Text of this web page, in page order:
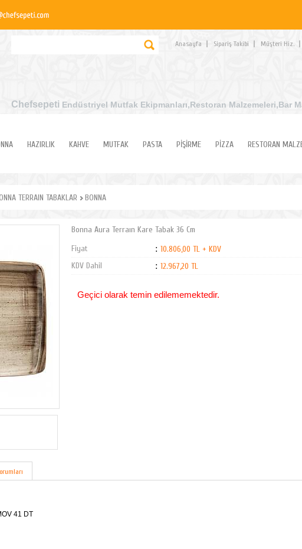
Anasayfa Sipariş Takibi Müşteri Hiz.
Chefsepeti Endüstriyel Mutfak Ekipmanları,Restoran Malzemeleri,Bar
HAZIRLIK KAHVE MUTFAK PASTA PİŞİRME PİZZA RESTORAN
TERRAIN TABAKLAR BONNA
Bonna Aura Terraın Kare Tabak 36 Cm
Fiyat
: 10.806,00 TL + KDV
KDV Dahil
: 12.967,20 TL
Geçici olarak temin edilememektedir.
41 DT